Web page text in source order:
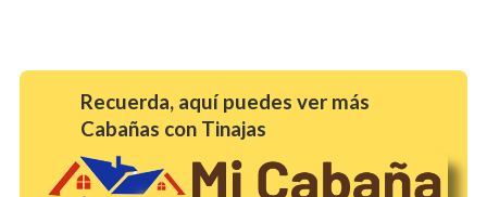
Recuerda, aquí puedes ver más
Cabañas con Tinajas